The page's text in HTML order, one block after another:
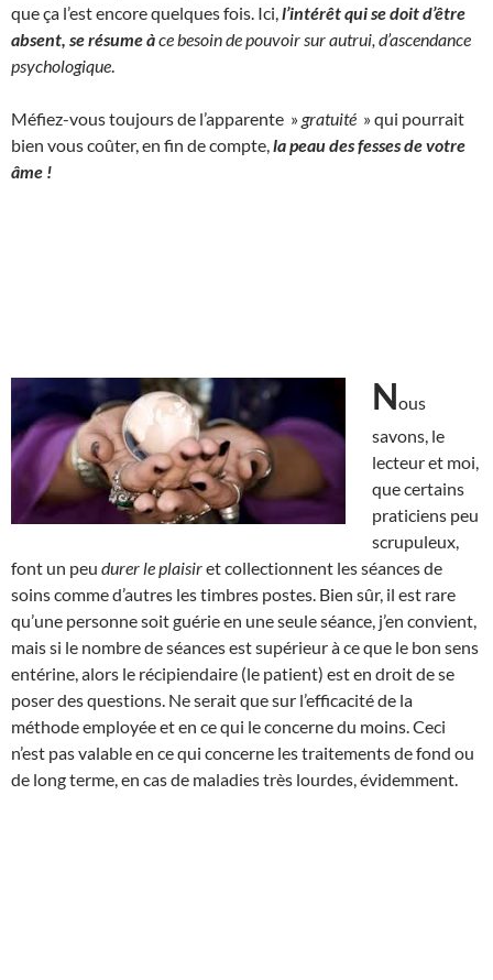
que ça l’est encore quelques fois. Ici, l’intérêt qui se doit d’être
absent, se résume àce besoin de pouvoir sur autrui, d’ascendance
psychologique
Méfiez-vous toujours de l’apparente » gratuité » qui pourrait
bien vous coûter, en fin de compte, la peau des fesses de votre
âme !
Nous
savons, le
lecteur et moi,
que certains
praticiens peu
scrupuleux,
font un peu durer le plaisiret collectionnent les séances de
soins comme d’autres les timbres postes. Bien sûr, il est rare
qu’une personne soit guérie en une seule séance, j’en convient,
mais si le nombre de séances est supérieur à ce que le bon sens
entérine, alors le récipiendaire (le patient) est en droit de se
poser des questions. Ne serait que sur l’efficacité de la
méthode employée et en ce qui le concerne du moins. Ceci
n’est pas valable en ce qui concerne les traitements de fond ou
de long terme, en cas de maladies très lourdes, évidemment.